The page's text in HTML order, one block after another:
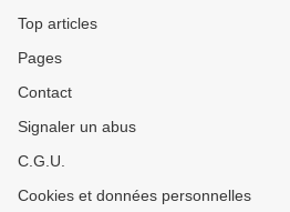
Top articles
Pages
Contact
Signaler un abus
C.G.U.
Cookies et données personnelles